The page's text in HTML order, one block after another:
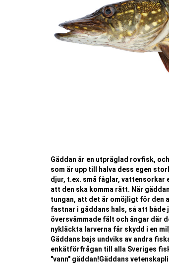
Gäddan är en utpräglad rovfisk,
som är upp till halva dess egen
djur, t.ex. små fåglar, vattensorkar
att den ska komma rätt. När
tungan, att det är omöjligt för den
fastnar i gäddans hals, så att både
översvämmade fält och ängar där
nykläckta larverna får skydd i en
Gäddans bajs undviks av andra
enkätförfrågan till alla Sveriges
"vann" gäddan!Gäddans